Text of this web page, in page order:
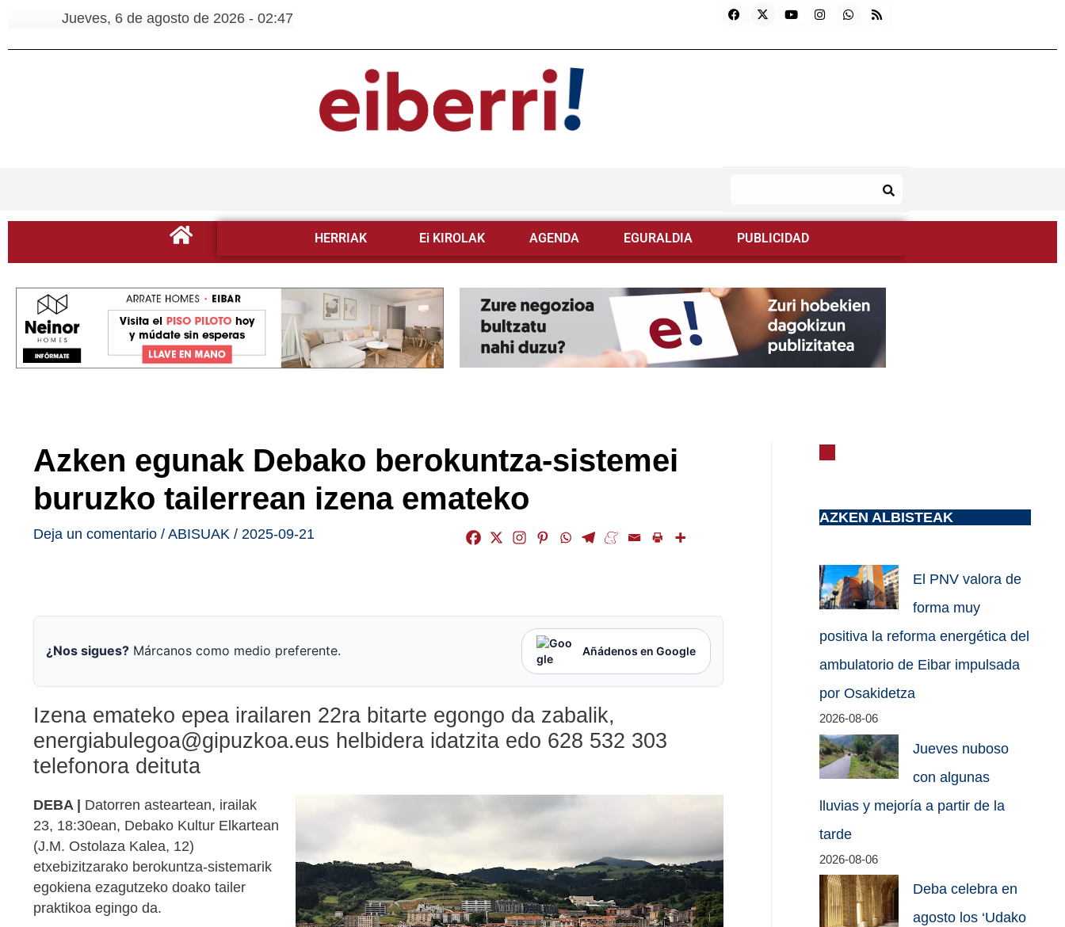
Jueves, 6 de agosto de 2026 - 02:47
HERRIAK Ei KIROLAK AGENDA EGURALDIA PUBLICIDAD
Azken egunak Debako berokuntza-sistemei
buruzko tailerrean izena emateko
Deja un comentario / ABISUAK / 2025-09-21
¿Nos sigues? Márcanos como medio preferente. Añádenos en Google
Izena emateko epea irailaren 22ra bitarte egongo da zabalik,
energiabulegoa@gipuzkoa.eus helbidera idatzita edo 628 532 303
telefonora deituta
DEBA | Datorren asteartean, irailak
23, 18:30ean, Debako Kultur Elkartean
(J.M. Ostolaza Kalea, 12)
etxebizitzarako berokuntza-sistemarik
egokiena ezagutzeko doako tailer
praktikoa egingo da.
AZKEN ALBISTEAK
El PNV valora de
forma muy
positiva la reforma energética del
ambulatorio de Eibar impulsada
por Osakidetza
2026-08-06
Jueves nuboso
con algunas
lluvias y mejoría a partir de la
tarde
2026-08-06
Deba celebra en
agosto los ‘Udako